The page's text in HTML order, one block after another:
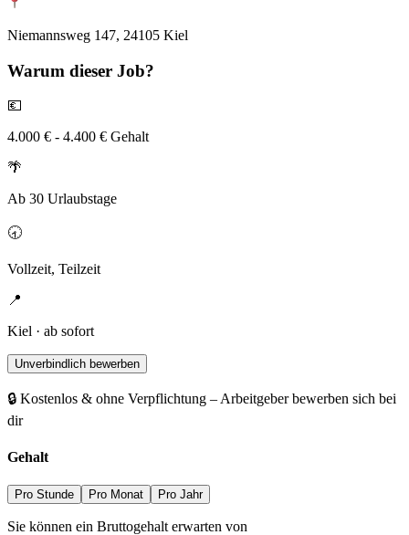
Niemannsweg 147, 24105 Kiel
Warum dieser Job?
💶
4.000 € - 4.400 € Gehalt
🌴
Ab 30 Urlaubstage
🕣
Vollzeit, Teilzeit
📍
Kiel · ab sofort
Unverbindlich bewerben
🔒 Kostenlos & ohne Verpflichtung – Arbeitgeber bewerben sich bei
dir
Gehalt
Pro Stunde Pro Monat Pro Jahr
Sie können ein Bruttogehalt erwarten von